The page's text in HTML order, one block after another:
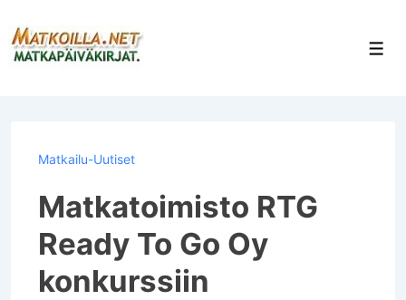
Siirry
pääsisältöön
Matkailu-Uutiset
Matkatoimisto RTG
Ready To Go Oy
konkurssiin